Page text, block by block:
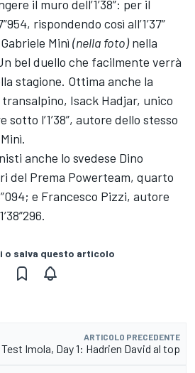
il muro dell’1’38”: per il
rispondendo così all’1’37”
Minì (nella foto)nella
bel duello che facilmente verrà
stagione. Ottima anche la
Isack Hadjar, unico
l’1’38”, autore dello stesso
anche lo svedese Dino
del Prema Powerteam, quarto
e Francesco Pizzi, autore
o salva questo articolo
ARTICOLO PRECEDENTE
Imola, Day 1: Hadrien David al top